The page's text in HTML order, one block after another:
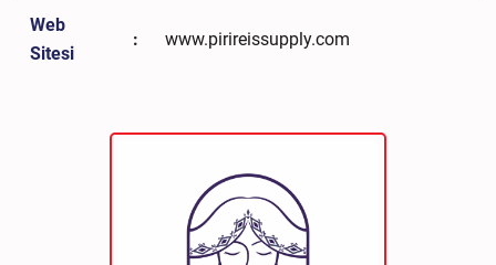
Web
Sitesi
: www.pirireissupply.com